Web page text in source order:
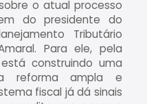
o atual processo
do presidente do
Tributário
Para ele, pela
construindo uma
reforma ampla e
fiscal já dá sinais